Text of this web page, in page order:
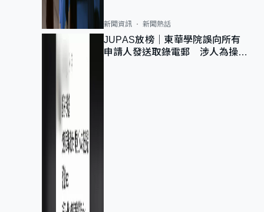
新聞資訊 新聞熱話
JUPAS放榜｜東華學院誤向所有
申請人發送取錄電郵 涉人為操作